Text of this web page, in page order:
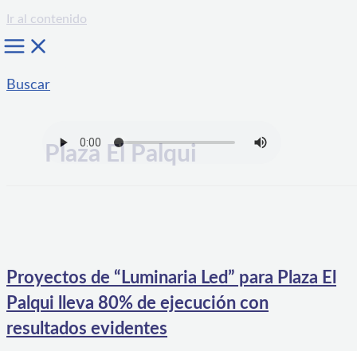
Ir al contenido
Buscar
Plaza El Palqui
Proyectos de “Luminaria Led” para Plaza El
Palqui lleva 80% de ejecución con
resultados evidentes